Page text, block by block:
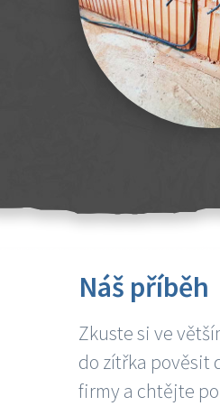
Náš příběh
Zkuste si ve
do zítřka pověsit
firmy a chtějte